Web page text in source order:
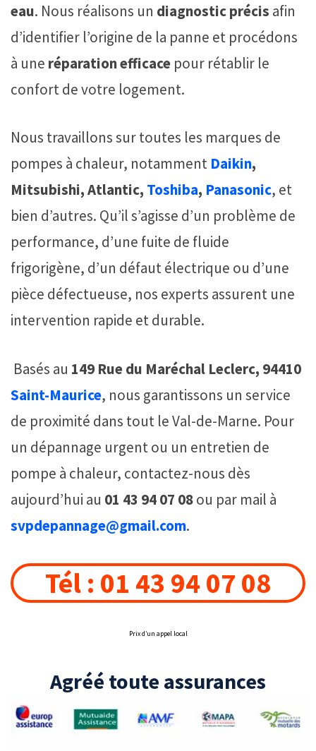
eau. Nous réalisons un diagnostic précis afin
d’identifier l’origine de la panne et procédons
à une réparation efficace pour rétablir le
confort de votre logement.
Nous travaillons sur toutes les marques de
pompes à chaleur, notamment Daikin,
Mitsubishi, Atlantic, Toshiba, Panasonic, et
bien d’autres. Qu’il s’agisse d’un problème de
performance, d’une fuite de fluide
frigorigène, d’un défaut électrique ou d’une
pièce défectueuse, nos experts assurent une
intervention rapide et durable.
Basés au 149 Rue du Maréchal Leclerc, 94410
Saint-Maurice, nous garantissons un service
de proximité dans tout le Val-de-Marne. Pour
un dépannage urgent ou un entretien de
pompe à chaleur, contactez-nous dès
aujourd’hui au 01 43 94 07 08ou par mail à
svpdepannage@gmail.com.
Tél : 01 43 94 07 08
Prix d’un appel local
Agréé toute assurances